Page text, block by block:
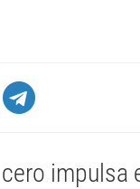
impulsa